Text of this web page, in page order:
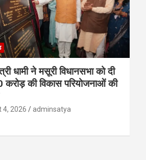
धामी ने मसूरी विधानसभा को दी
करोड़ की विकास परियोजनाओं की
4, 2026 adminsatya